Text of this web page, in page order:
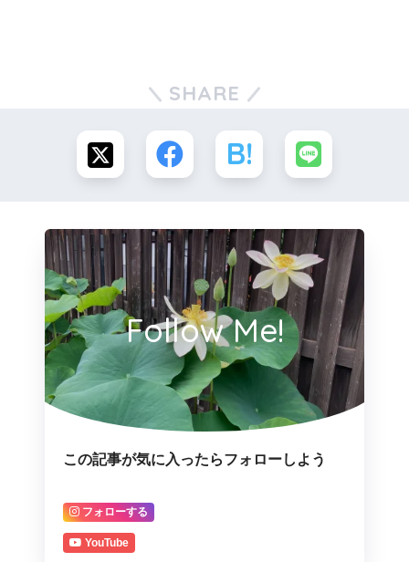
SHARE
Follow Me!
この記事が気に入ったらフォローしよう
フォローする
YouTube